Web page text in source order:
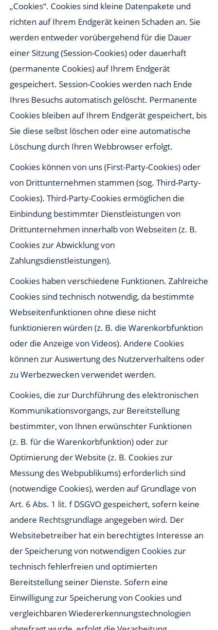
„Cookies“. Cookies sind kleine Datenpakete und
richten auf Ihrem Endgerät keinen Schaden an. Sie
werden entweder vorübergehend für die Dauer
einer Sitzung (Session-Cookies) oder dauerhaft
(permanente Cookies) auf Ihrem Endgerät
gespeichert. Session-Cookies werden nach Ende
Ihres Besuchs automatisch gelöscht. Permanente
Cookies bleiben auf Ihrem Endgerät gespeichert, bis
Sie diese selbst löschen oder eine automatische
Löschung durch Ihren Webbrowser erfolgt.
Cookies können von uns (First-Party-Cookies) oder
von Drittunternehmen stammen (sog. Third-Party-
Cookies). Third-Party-Cookies ermöglichen die
Einbindung bestimmter Dienstleistungen von
Drittunternehmen innerhalb von Webseiten (z. B.
Cookies zur Abwicklung von
Zahlungsdienstleistungen).
Cookies haben verschiedene Funktionen. Zahlreiche
Cookies sind technisch notwendig, da bestimmte
Webseitenfunktionen ohne diese nicht
funktionieren würden (z. B. die Warenkorbfunktion
oder die Anzeige von Videos). Andere Cookies
können zur Auswertung des Nutzerverhaltens oder
zu Werbezwecken verwendet werden.
Cookies, die zur Durchführung des elektronischen
Kommunikationsvorgangs, zur Bereitstellung
bestimmter, von Ihnen erwünschter Funktionen
(z. B. für die Warenkorbfunktion) oder zur
Optimierung der Website (z. B. Cookies zur
Messung des Webpublikums) erforderlich sind
(notwendige Cookies), werden auf Grundlage von
Art. 6 Abs. 1 lit. f DSGVO gespeichert, sofern keine
andere Rechtsgrundlage angegeben wird. Der
Websitebetreiber hat ein berechtigtes Interesse an
der Speicherung von notwendigen Cookies zur
technisch fehlerfreien und optimierten
Bereitstellung seiner Dienste. Sofern eine
Einwilligung zur Speicherung von Cookies und
vergleichbaren Wiedererkennungstechnologien